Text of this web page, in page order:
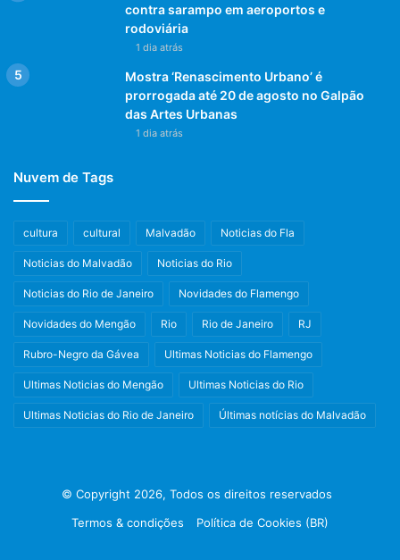
contra sarampo em aeroportos e
rodoviária
1 dia atrás
Mostra ‘Renascimento Urbano’ é
prorrogada até 20 de agosto no Galpão
das Artes Urbanas
1 dia atrás
Nuvem de Tags
cultura cultural Malvadão Noticias do Fla
Noticias do Malvadão Noticias do Rio
Noticias do Rio de Janeiro Novidades do Flamengo
Novidades do Mengão Rio Rio de Janeiro RJ
Rubro-Negro da Gávea Ultimas Noticias do Flamengo
Ultimas Noticias do Mengão Ultimas Noticias do Rio
Ultimas Noticias do Rio de Janeiro Últimas notícias do Malvadão
© Copyright 2026, Todos os direitos reservados
Termos & condições
Política de Cookies (BR)